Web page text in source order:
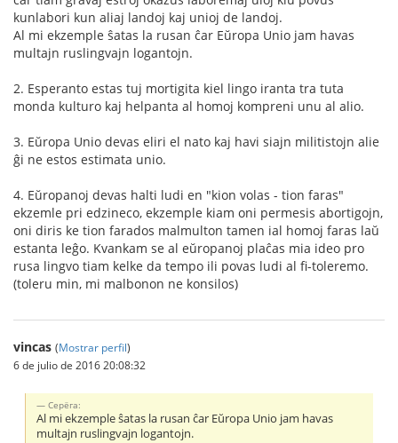
kunlabori kun aliaj landoj kaj unioj de landoj.
Al mi ekzemple ŝatas la rusan ĉar Eŭropa Unio jam havas
multajn ruslingvajn logantojn.
2. Esperanto estas tuj mortigita kiel lingo iranta tra tuta
monda kulturo kaj helpanta al homoj kompreni unu al alio.
3. Eŭropa Unio devas eliri el nato kaj havi siajn militistojn alie
ĝi ne estos estimata unio.
4. Eŭropanoj devas halti ludi en "kion volas - tion faras"
ekzemle pri edzineco, ekzemple kiam oni permesis abortigojn,
oni diris ke tion farados malmulton tamen ial homoj faras laŭ
estanta leĝo. Kvankam se al eŭropanoj plaĉas mia ideo pro
rusa lingvo tiam kelke da tempo ili povas ludi al fi-toleremo.
(toleru min, mi malbonon ne konsilos)
vincas (Mostrar perfil)
6 de julio de 2016 20:08:32
Серёга:
Al mi ekzemple ŝatas la rusan ĉar Eŭropa Unio jam havas
multajn ruslingvajn logantojn.